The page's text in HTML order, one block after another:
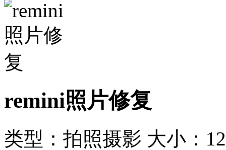
remini照片修复
类型：拍照摄影 大小：